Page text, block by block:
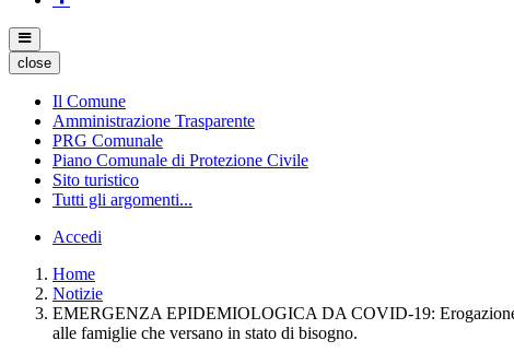
close
Il Comune
Amministrazione Trasparente
PRG Comunale
Piano Comunale di Protezione Civile
Sito turistico
Tutti gli argomenti...
Accedi
Home
Notizie
EMERGENZA EPIDEMIOLOGICA DA COVID-19: Erogazione
alle famiglie che versano in stato di bisogno.